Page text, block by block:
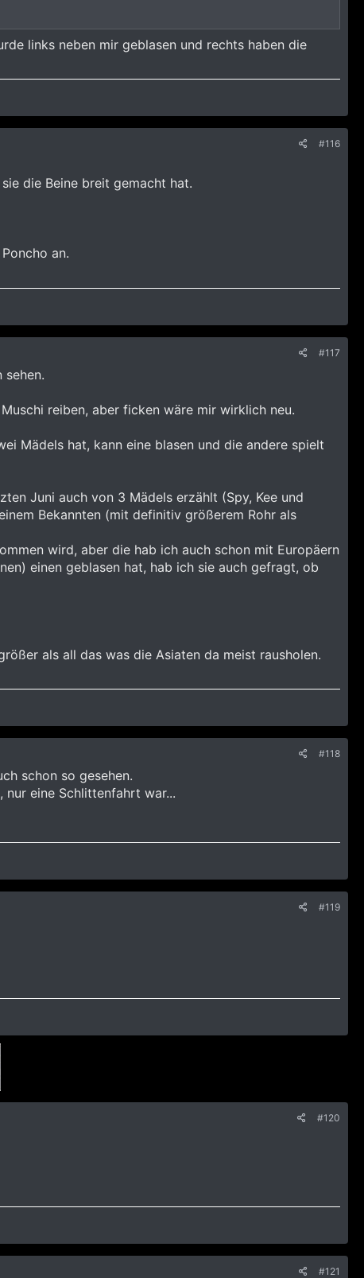
links neben mir geblasen und rechts haben die
#116
die Beine breit gemacht hat.
an.
#117
reiben, aber ficken wäre mir wirklich neu.
Mädels hat, kann eine blasen und die andere spielt
Juni auch von 3 Mädels erzählt (Spy, Kee und
Bekannten (mit definitiv größerem Rohr als
wird, aber die hab ich auch schon mit Europäern
einen geblasen hat, hab ich sie auch gefragt, ob
als all das was die Asiaten da meist rausholen.
#118
schon so gesehen.
nur eine Schlittenfahrt war...
#119
#120
#121